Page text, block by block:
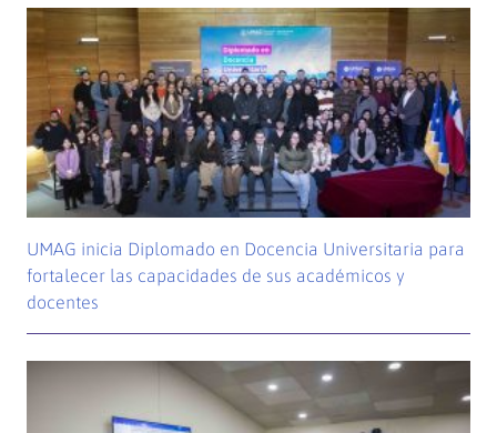
UMAG inicia Diplomado en Docencia Universitaria para
fortalecer las capacidades de sus académicos y
docentes